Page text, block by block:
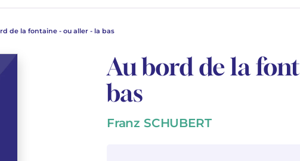
de la fontaine - ou aller - la bas
Au bord de la
bas
Franz SCHUBERT